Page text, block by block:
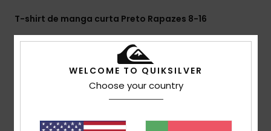
T-shirt de manga curta Preto Rapazes 8-16
EstiloEQBZT05005 Código de Corkta0
Características
70% algodão, 30% malha de algodão
Corte:corte Regular
WELCOME TO QUIKSILVER
Choose your country